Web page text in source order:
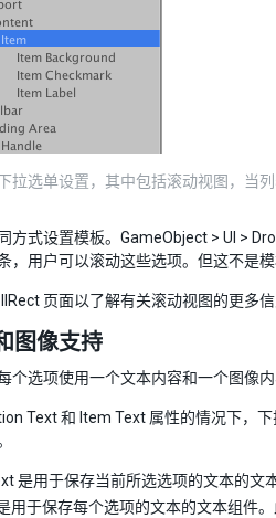
拉选单设置，其中包括滚动视图，当
方式设置模板。GameObject > UI >
，用户可以滚动这些选项。但这不是模
页面以了解有关滚动视图的更多信
图像支持
个选项使用一个文本内容和一个图像
Text 和 Item Text 属性的情况下，
是用于保存当前所选选项的文本的文
用于保存每个选项的文本的文本组件